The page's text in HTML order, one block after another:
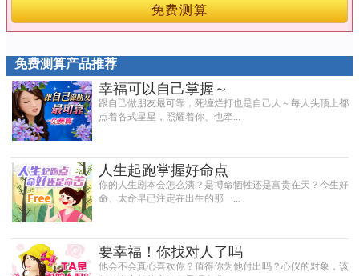
免费测算
免费测算产品推荐
幸福可以自己掌握～
跟自己做朋友最可靠，死缠烂打也是自己人～每人头顶上都
点着各式星星，照耀着你、也牵...
人生起跑掌握好命点
你的人生剧本会怎么演？是博命牺牲还是富贵在天？今生好
命、太命早已注定在出生的那一...
要幸福！你找对人了吗
他会不会真心喜欢你？值得你为他付出吗？心仪的对象，该